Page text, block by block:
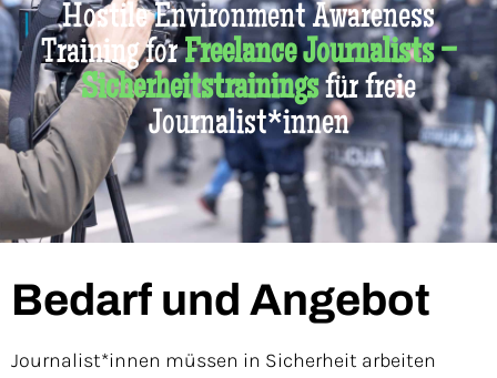
Hostile Environment Awareness
Training forFreelance Journalists –
Sicherheitstrainingsfür freie
Journalist*innen
Bedarf und Angebot
Journalist*innen müssen in Sicherheit arbeiten